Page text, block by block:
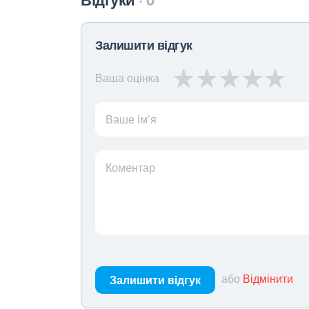
Залишити відгук
Ваша оцінка
Ваше ім’я
Коментар
Залишити відгук або Відмінити